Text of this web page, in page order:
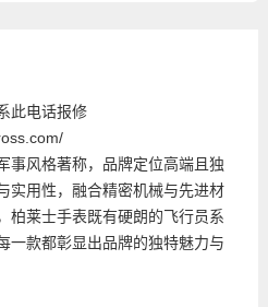
此电话报修
事风格著称，品牌定位高端且独
实用性，融合精密机械与先进材
柏莱士手表既有硬朗的飞行员系
一款都彰显出品牌的独特魅力与